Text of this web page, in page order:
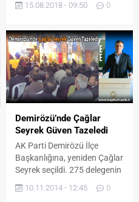
çalışmaları tüm hızıyla
tek kurbanlık satış yeri olan
Bayburt Belediyesi Hayvan
pazarındaki çalışmalar
kapsamında Kurban
Bayramı süresince
hayvanların her türlü sağlık
Pazarda aynı zamanda
kurbanlık dişi hayvanların
gebelik kontrolleri de
yapılacak. Ayrıca
vatandaşların huzurlu...
15.08.2018 - 09:50 0
Demirözü’nde Çağlar
Seyrek Güven Tazeledi
AK Parti Demirözü İlçe
Başkanlığına, yeniden Çağlar
Seyrek seçildi. 275 delegenin
olarak girdiği kongrede ikinci
10.11.2014 - 12:45 0